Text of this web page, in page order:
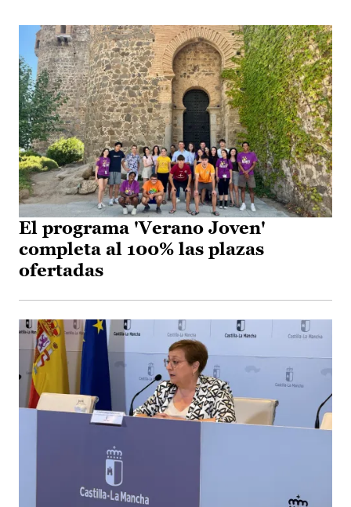
El programa 'Verano Joven'
completa al 100% las plazas
ofertadas